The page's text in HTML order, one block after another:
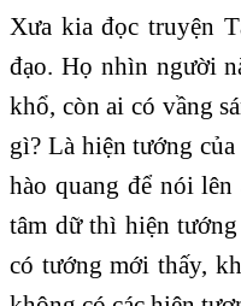
Xưa kia đọc truyện
đạo. Họ nhìn người
khổ, còn ai có vầng
gì? Là hiện tướng
hào quang để nói
tâm dữ thì hiện
có tướng mới thấy,